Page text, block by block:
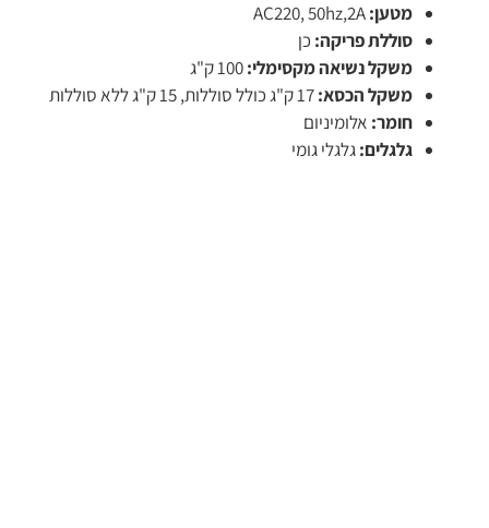
מטען:
סוללת פריקה: כן
משקל נשיאה מקסימלי:
משקל הכסא:
חומר: אלומיניום
גלגלים:גלגלי גומי